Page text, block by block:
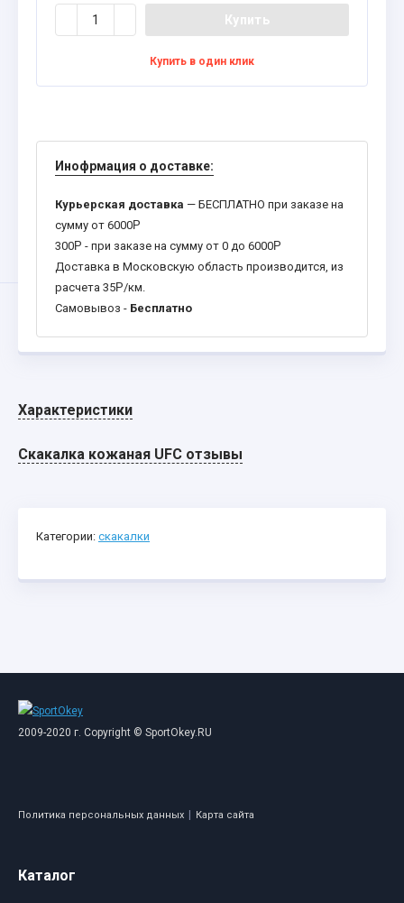
Купить
Купить в один клик
Инофрмация о доставке:
Курьерская доставка — БЕСПЛАТНО при заказе на
сумму от 6000Р
300Р - при заказе на сумму от 0 до 6000Р
Доставка в Московскую область производится, из
расчета 35Р/км.
Самовывоз - Бесплатно
Характеристики
Скакалка кожаная UFC отзывы
Категории: скакалки
2009-2020 г. Copyright © SportOkey.RU
Политика персональных данных Карта сайта
Каталог